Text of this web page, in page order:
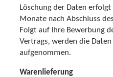
Löschung der Daten
Monate nach Abschluss
Folgt auf Ihre Bewerbung
Vertrags, werden die
aufgenommen.
Warenlieferung